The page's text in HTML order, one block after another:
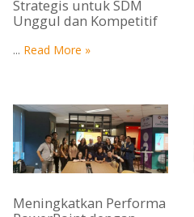
Strategis untuk SDM
Unggul dan Kompetitif
... Read More »
Meningkatkan Performa